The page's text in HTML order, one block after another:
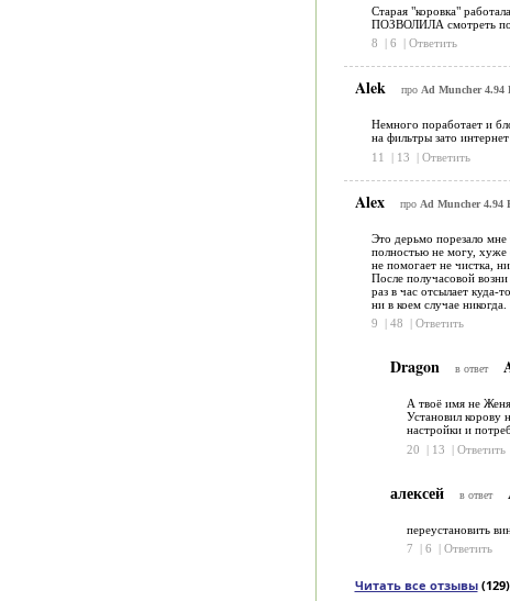
Старая "коровка"
ПОЗВОЛИЛА смотреть по
8
| 6 | Ответить
Alek про Ad Muncher 4.94
Немного поработает и
на фильтры зато
11
| 13 | Ответить
Alex про Ad Muncher 4.94
Это дерьмо порезало
полностью не могу, хуже
не помогает не чистка,
После получасовой
раз в час отсылает куда-
ни в коем случае никогда.
9
| 48 | Ответить
Dragon в ответ
А твоё имя не
Установил корову
настройки и
20
| 13 | Ответить
алексей в ответ
переустановить
7
| 6 | Ответить
Читать все отзывы